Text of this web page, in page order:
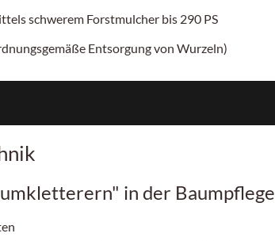
schwerem Forstmulcher bis 290 PS
Entsorgung von Wurzeln)
in der Baumpflege